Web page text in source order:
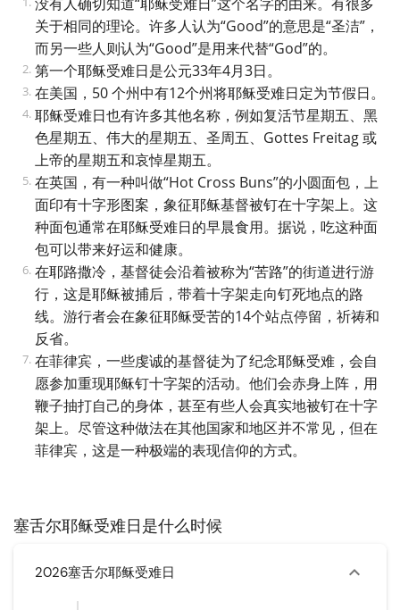
没有人确切知道“耶稣受难日”这个名字的由来。有很多
关于相同的理论。许多人认为“Good”的意思是“圣洁”，
而另一些人则认为“Good”是用来代替“God”的。
第一个耶稣受难日是公元33年4月3日。
在美国，50 个州中有12个州将耶稣受难日定为节假日。
耶稣受难日也有许多其他名称，例如复活节星期五、黑
色星期五、伟大的星期五、圣周五、Gottes Freitag 或
上帝的星期五和哀悼星期五。
在英国，有一种叫做“Hot Cross Buns”的小圆面包，上
面印有十字形图案，象征耶稣基督被钉在十字架上。这
种面包通常在耶稣受难日的早晨食用。据说，吃这种面
包可以带来好运和健康。
在耶路撒冷，基督徒会沿着被称为“苦路”的街道进行游
行，这是耶稣被捕后，带着十字架走向钉死地点的路
线。游行者会在象征耶稣受苦的14个站点停留，祈祷和
反省。
在菲律宾，一些虔诚的基督徒为了纪念耶稣受难，会自
愿参加重现耶稣钉十字架的活动。他们会赤身上阵，用
鞭子抽打自己的身体，甚至有些人会真实地被钉在十字
架上。尽管这种做法在其他国家和地区并不常见，但在
菲律宾，这是一种极端的表现信仰的方式。
塞舌尔耶稣受难日是什么时候
2026塞舌尔耶稣受难日